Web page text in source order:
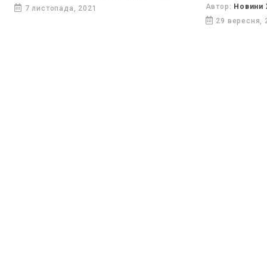
7 листопада, 2021
ходові вогні
Автор: Новини
29 вересня,